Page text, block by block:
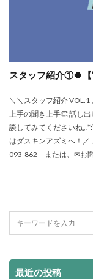
スタッフ紹介①🍀【
＼＼スタッフ紹介 VOL.1
上手の聞き上手👏 話し
談してみてくださいね｡
はダスキンアズミへ！
093-862 または、✉お問
最近の投稿